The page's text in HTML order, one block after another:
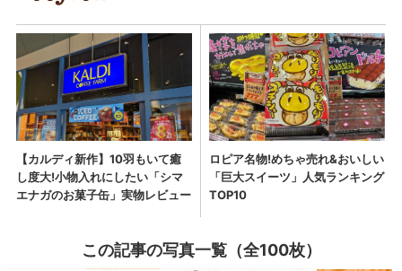
この記事の写真一覧（全100枚）